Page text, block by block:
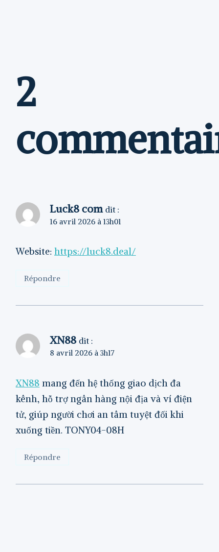
2
Luck8 com dit :
16 avril 2026 à 13h01
Website: https://luck8.deal/
Répondre
XN88 dit :
8 avril 2026 à 3h17
XN88 mang đến hệ thống giao dịch đa
kênh, hỗ trợ ngân hàng nội địa và ví điện
tử, giúp người chơi an tâm tuyệt đối khi
xuống tiền. TONY04-08H
Répondre